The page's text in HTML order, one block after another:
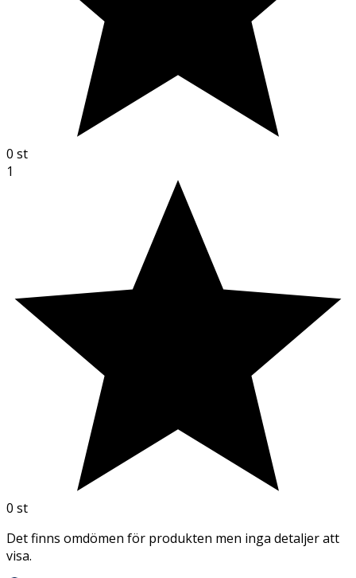
0 st
1
0 st
Det finns omdömen för produkten men inga detaljer att
visa.